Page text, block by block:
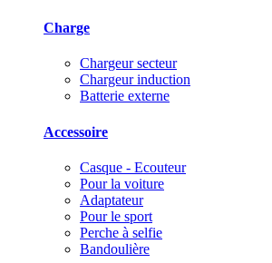
Charge
Chargeur secteur
Chargeur induction
Batterie externe
Accessoire
Casque - Ecouteur
Pour la voiture
Adaptateur
Pour le sport
Perche à selfie
Bandoulière